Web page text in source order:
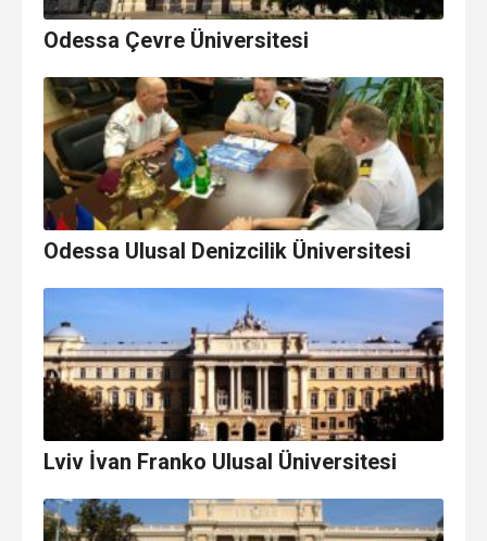
Odessa Çevre Üniversitesi
Odessa Ulusal Denizcilik Üniversitesi
Lviv İvan Franko Ulusal Üniversitesi